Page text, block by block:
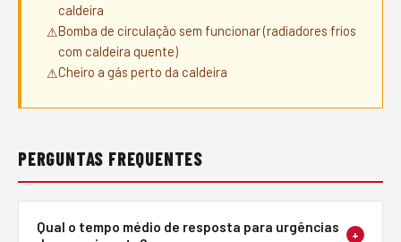
caldeira
Bomba de circulação sem funcionar (radiadores frios
com caldeira quente)
Cheiro a gás perto da caldeira
PERGUNTAS FREQUENTES
Qual o tempo médio de resposta para urgências
+